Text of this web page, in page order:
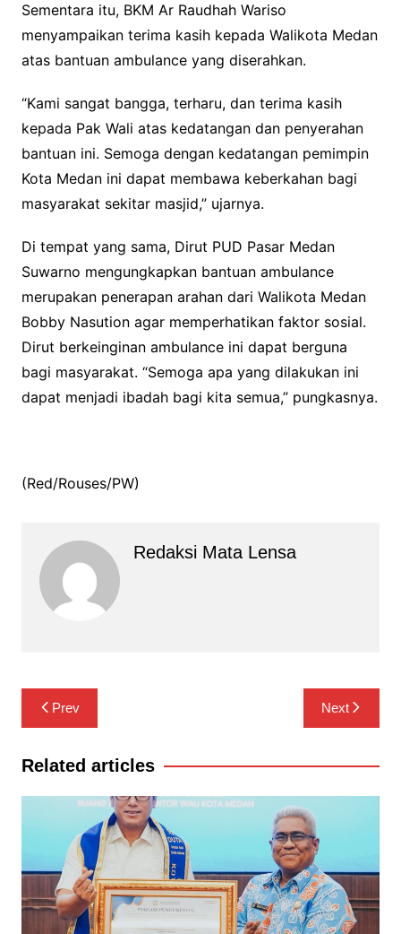
Sementara itu, BKM Ar Raudhah Wariso
menyampaikan terima kasih kepada Walikota Medan
atas bantuan ambulance yang diserahkan.
“Kami sangat bangga, terharu, dan terima kasih
kepada Pak Wali atas kedatangan dan penyerahan
bantuan ini. Semoga dengan kedatangan pemimpin
Kota Medan ini dapat membawa keberkahan bagi
masyarakat sekitar masjid,” ujarnya.
Di tempat yang sama, Dirut PUD Pasar Medan
Suwarno mengungkapkan bantuan ambulance
merupakan penerapan arahan dari Walikota Medan
Bobby Nasution agar memperhatikan faktor sosial.
Dirut berkeinginan ambulance ini dapat berguna
bagi masyarakat. “Semoga apa yang dilakukan ini
dapat menjadi ibadah bagi kita semua,” pungkasnya.
(Red/Rouses/PW)
Redaksi Mata Lensa
Navigasi
pos
Prev Next
Related articles